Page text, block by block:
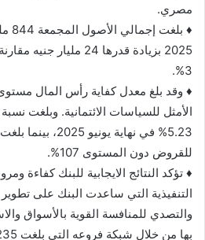
مصري.
♦
3%.
الأمثل للسياسات الائتمانية. وبلغت
5.23% في نهاية
للقروض دون المستوى 107%.
♦ ​تؤكد النتائج الايجابية للبنك كفاءة
التنفيذية التي ساعدت البنك على
والتصدي للمنافسة القوية بالأسواق